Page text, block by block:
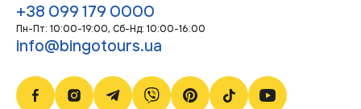
+38 099 179 0000
Пн-Пт: 10:00-19:00, Сб-Нд: 10:00-16:00
info@bingotours.ua